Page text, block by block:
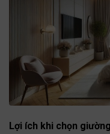
Lợi ích khi chọn